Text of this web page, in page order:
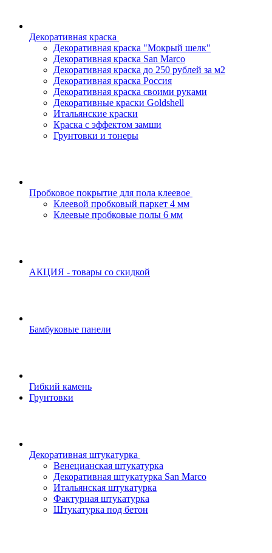
Декоративная краска
Декоративная краска "Мокрый шелк"
Декоративная краска San Marco
Декоративная краска до 250 рублей за м2
Декоративная краска Россия
Декоративная краска своими руками
Декоративные краски Goldshell
Итальянские краски
Краска с эффектом замши
Грунтовки и тонеры
Пробковое покрытие для пола клеевое
Клеевой пробковый паркет 4 мм
Клеевые пробковые полы 6 мм
АКЦИЯ - товары со скидкой
Бамбуковые панели
Гибкий камень
Грунтовки
Декоративная штукатурка
Венецианская штукатурка
Декоративная штукатурка San Marco
Итальянская штукатурка
Фактурная штукатурка
Штукатурка под бетон